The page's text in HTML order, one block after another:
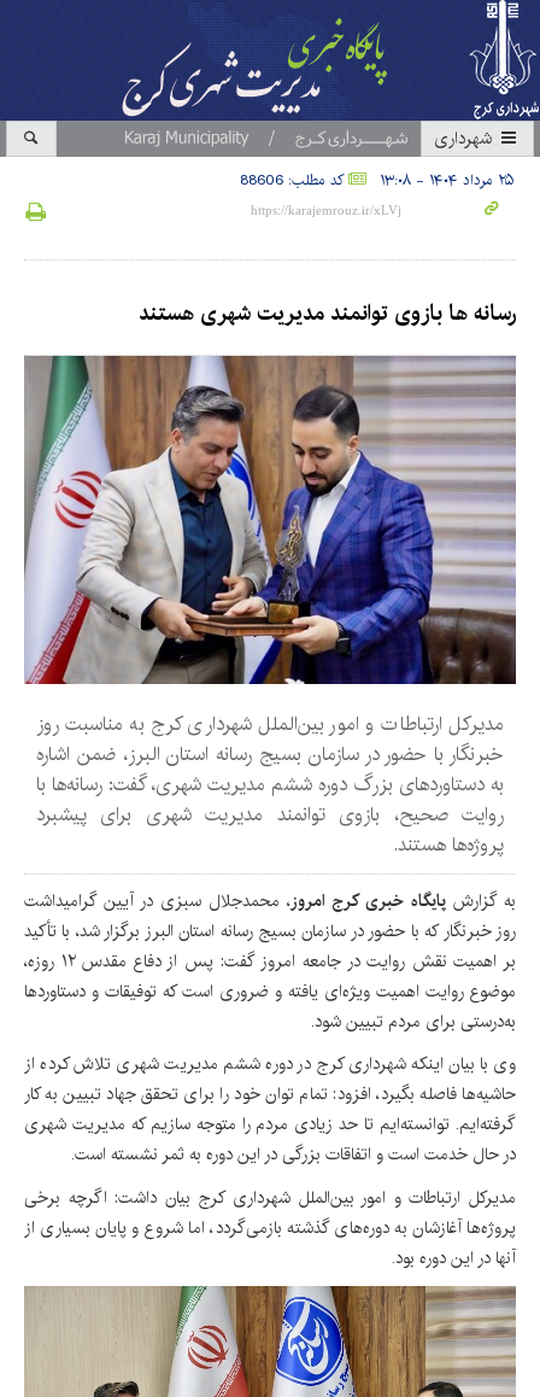
شهرداری
۲۵ مرداد ۱۴۰۴ - ۱۳:۰۸ کد مطلب: 88606
رسانه ها بازوی توانمند مدیریت شهری هستند
مدیرکل ارتباطات و امور بین‌الملل شهرداری کرج به مناسبت روز
خبرنگار با حضور در سازمان بسیج رسانه استان البرز، ضمن اشاره
به دستاوردهای بزرگ دوره ششم مدیریت شهری، گفت: رسانه‌ها با
روایت صحیح، بازوی توانمند مدیریت شهری برای پیشبرد
پروژه‌ها هستند.
به گزارش پایگاه خبری کرج امروز، محمدجلال سبزی در آیین گرامیداشت
روز خبرنگار که با حضور در سازمان بسیج رسانه استان البرز برگزار شد، با تأکید
بر اهمیت نقش روایت در جامعه امروز گفت: پس از دفاع مقدس ۱۲ روزه،
موضوع روایت اهمیت ویژه‌ای یافته و ضروری است که توفیقات و دستاوردها
به‌درستی برای مردم تبیین شود.
وی با بیان اینکه شهرداری کرج در دوره ششم مدیریت شهری تلاش کرده از
حاشیه‌ها فاصله بگیرد، افزود: تمام توان خود را برای تحقق جهاد تبیین به کار
گرفته‌ایم. توانسته‌ایم تا حد زیادی مردم را متوجه سازیم که مدیریت شهری
در حال خدمت است و اتفاقات بزرگی در این دوره به ثمر نشسته است.
مدیرکل ارتباطات و امور بین‌الملل شهرداری کرج بیان داشت: اگرچه برخی
پروژه‌ها آغازشان به دوره‌های گذشته بازمی‌گردد، اما شروع و پایان بسیاری از
آنها در این دوره بود.